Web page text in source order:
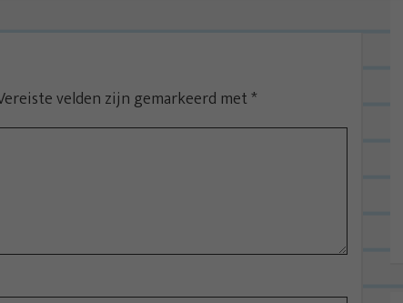
velden zijn gemarkeerd met*